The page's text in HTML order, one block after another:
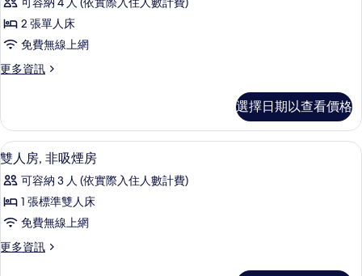
標
準
床
2
張
單
人
床
的
所
2 張單人床
免費無線上網
更多資訊
更
雙
床
房,
張
單
床
的
詳
選擇日期以查看價格
顯
示
雙
人
非
9
雙人房, 非吸煙房
可容納 3 人 (依實際入住人數計費)
1 張標準雙人床
免費無線上網
更多資訊
更